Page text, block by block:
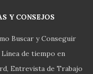
Y CONSEJOS
Buscar y Conseguir
Línea de tiempo en
Entrevista de Trabajo